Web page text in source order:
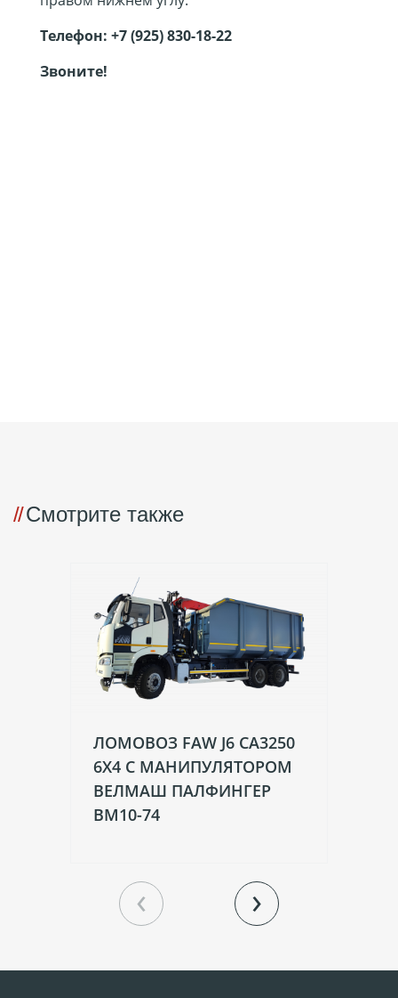
Телефон: +7 (925) 830-18-22
Звоните!
Смотрите также
ЛОМОВОЗ FAW J6 CA3250
6Х4 С МАНИПУЛЯТОРОМ
ВЕЛМАШ ПАЛФИНГЕР
ВМ10-74
‹ ›